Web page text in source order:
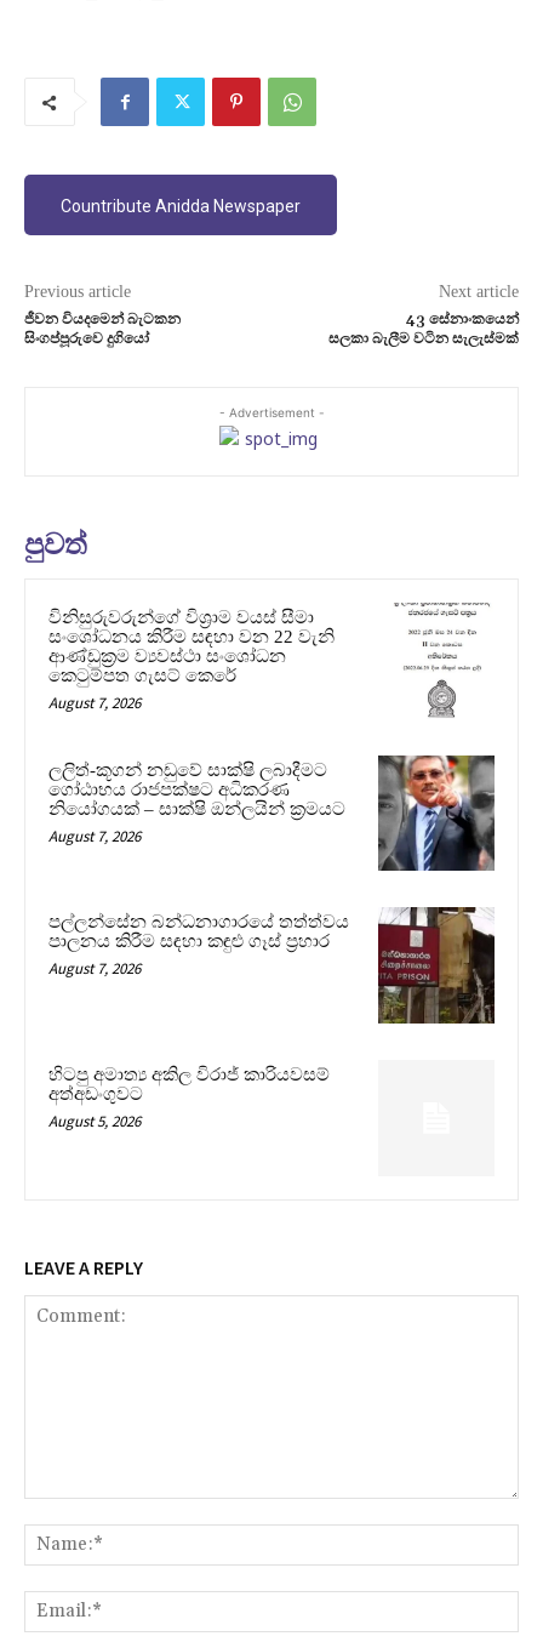
Countribute Anidda Newspaper
Previous article
ජීවන වියදමෙන් බැටකන
සිංගප්පූරුවෙ දුගියෝ
Next article
43 සේනාංකයෙන්
සලකා බැලීම වටින සැලැස්මක්
- Advertisement -
පුවත්
විනිසුරුවරුන්ගේ විශ්‍රාම වයස් සීමා
සංශෝධනය කිරීම සඳහා වන 22 වැනි
ආණ්ඩුක්‍රම ව්‍යවස්ථා සංශෝධන
කෙටුම්පත ගැසට් කෙරේ
August 7, 2026
ලලිත්-කූගන් නඩුවේ සාක්ෂි ලබාදීමට
ගෝඨාභය රාජපක්ෂට අධිකරණ
නියෝගයක් – සාක්ෂි ඔන්ලයින් ක්‍රමයට
August 7, 2026
පල්ලන්සේන බන්ධනාගාරයේ තත්ත්වය
පාලනය කිරීම සඳහා කඳුළු ගෑස් ප්‍රහාර
August 7, 2026
හිටපු අමාත්‍ය අකිල විරාජ් කාරියවසම්
අත්අඩංගුවට
August 5, 2026
LEAVE A REPLY